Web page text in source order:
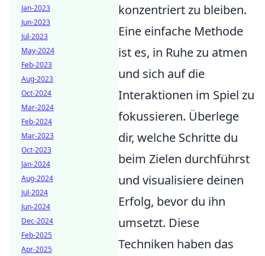
konzentriert zu bleiben.
Eine einfache Methode
ist es, in Ruhe zu atmen
und sich auf die
Interaktionen im Spiel zu
fokussieren. Überlege
dir, welche Schritte du
beim Zielen durchführst
und visualisiere deinen
Erfolg, bevor du ihn
umsetzt. Diese
Techniken haben das
Jan-2023
Jun-2023
Jul-2023
May-2024
Feb-2023
Aug-2023
Oct-2024
Mar-2024
Feb-2024
Mar-2023
Oct-2023
Jan-2024
Aug-2024
Jul-2024
Jun-2024
Dec-2024
Feb-2025
Apr-2025